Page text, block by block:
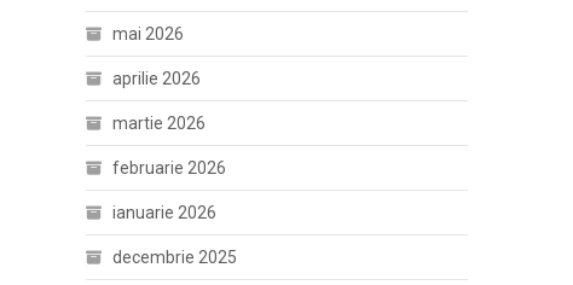
mai 2026
aprilie 2026
martie 2026
februarie 2026
ianuarie 2026
decembrie 2025